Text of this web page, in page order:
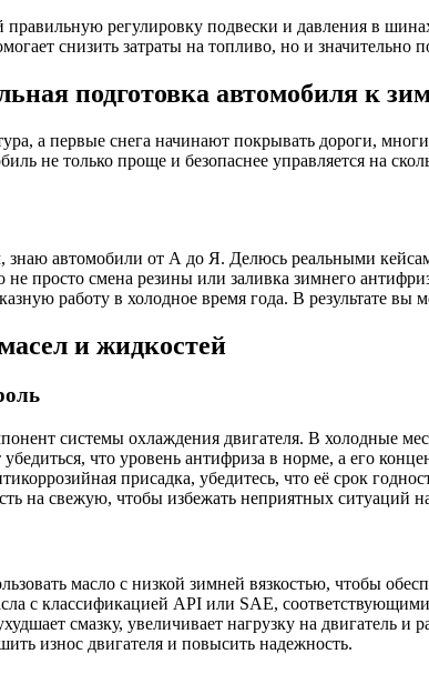
регулировку подвески и давления в
снизить затраты на топливо, но и
подготовка автомобиля к
а первые снега начинают покрывать дороги,
не только проще и безопаснее управляется на
автомобили от А до Я. Делюсь реальными
просто смена резины или заливка зимнего
работу в холодное время года. В результате
и жидкостей
системы охлаждения двигателя. В холодные
что уровень антифриза в норме, а его
присадка, убедитесь, что её срок
на свежую, чтобы избежать неприятных ситуаций
масло с низкой зимней вязкостью, чтобы
с классификацией API или SAE,
смазку, увеличивает нагрузку на
износ двигателя и повысить надежность.